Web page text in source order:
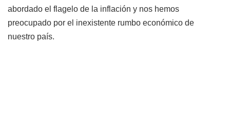
abordado el flagelo de la inflación y nos hemos
preocupado por el inexistente rumbo económico de
nuestro país.